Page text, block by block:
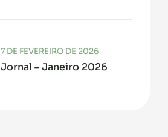
Jornal – Janeiro 2026
7 DE FEVEREIRO DE 2026